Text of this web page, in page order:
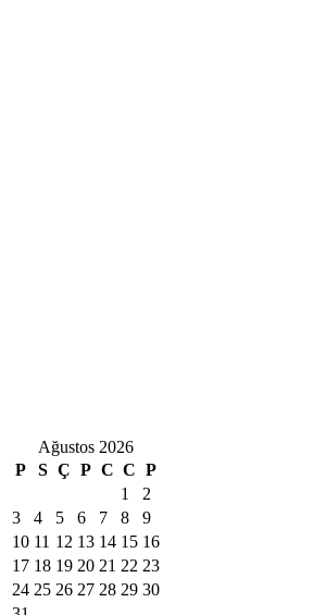
Ağustos 2026
P
S Ç P C C P
1
2
3
4 5 6 7 8
9
10 11 12 13 14 15 16
17 18 19 20 21 22 23
24 25 26 27 28 29 30